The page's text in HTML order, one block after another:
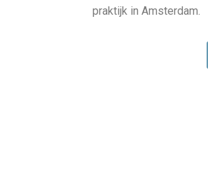
praktijk in Amsterdam.